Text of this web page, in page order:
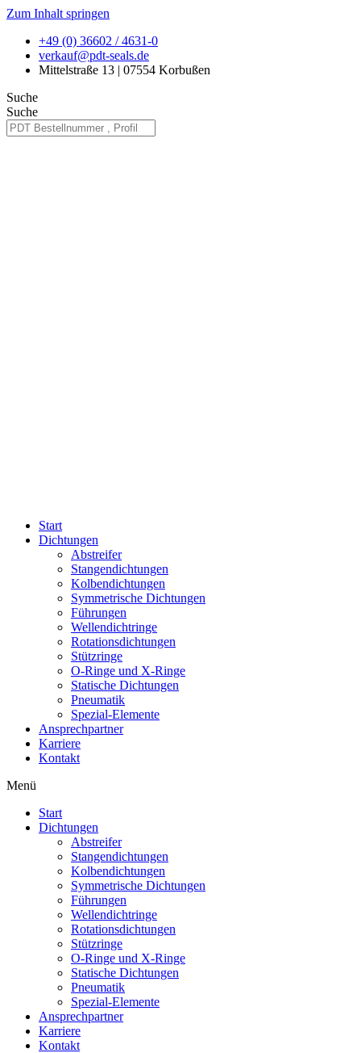
Zum Inhalt springen
+49 (0) 36602 / 4631-0
verkauf@pdt-seals.de
Mittelstraße 13 | 07554 Korbußen
Suche
Suche
Start
Dichtungen
Abstreifer
Stangendichtungen
Kolbendichtungen
Symmetrische Dichtungen
Führungen
Wellendichtringe
Rotationsdichtungen
Stützringe
O-Ringe und X-Ringe
Statische Dichtungen
Pneumatik
Spezial-Elemente
Ansprechpartner
Karriere
Kontakt
Menü
Start
Dichtungen
Abstreifer
Stangendichtungen
Kolbendichtungen
Symmetrische Dichtungen
Führungen
Wellendichtringe
Rotationsdichtungen
Stützringe
O-Ringe und X-Ringe
Statische Dichtungen
Pneumatik
Spezial-Elemente
Ansprechpartner
Karriere
Kontakt